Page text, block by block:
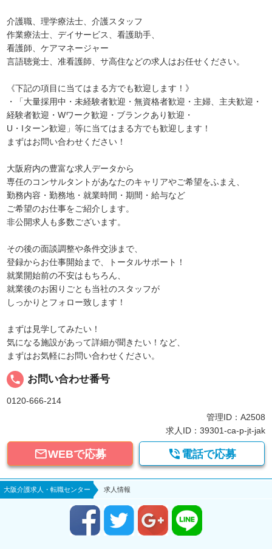
介護職、理学療法士、介護スタッフ
作業療法士、デイサービス、看護助手、
看護師、ケアマネージャー
言語聴覚士、准看護師、サ高住などの求人はお任せください。
《下記の項目に当てはまる方でも歓迎します！》
・「大量採用中・未経験者歓迎・無資格者歓迎・主婦、主夫歓迎・
経験者歓迎・Wワーク歓迎・ブランクあり歓迎・
U・Iターン歓迎」等に当てはまる方でも歓迎します！
まずはお問い合わせください！
大阪府内の豊富な求人データから
専任のコンサルタントがあなたのキャリアやご希望をふまえ、
勤務内容・勤務地・就業時間・期間・給与など
ご希望のお仕事をご紹介します。
非公開求人も多数ございます。
その後の面談調整や条件交渉まで、
登録からお仕事開始まで、トータルサポート！
就業開始前の不安はもちろん、
就業後のお困りごとも当社のスタッフが
しっかりとフォロー致します！
まずは見学してみたい！
気になる施設があって詳細が聞きたい！など、
まずはお気軽にお問い合わせください。
local_phone お問い合わせ番号
0120-666-214
管理ID：A2508
求人ID：39301-ca-p-jt-jak
WEBで応募  電話で応募
大阪介護求人・転職センター 求人情報